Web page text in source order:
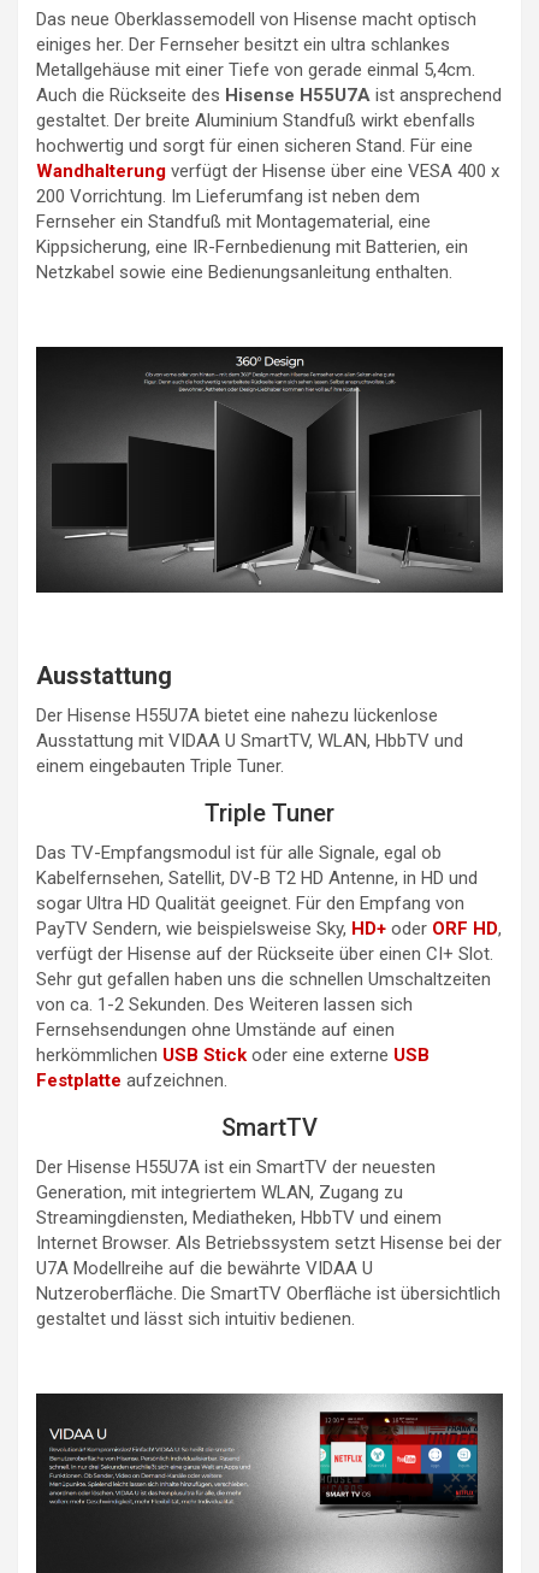
Das neue Oberklassemodell von Hisense macht optisch
einiges her. Der Fernseher besitzt ein ultra schlankes
Metallgehäuse mit einer Tiefe von gerade einmal 5,4cm.
Auch die Rückseite des Hisense H55U7A ist ansprechend
gestaltet. Der breite Aluminium Standfuß wirkt ebenfalls
hochwertig und sorgt für einen sicheren Stand. Für eine
Wandhalterung verfügt der Hisense über eine VESA 400 x
200 Vorrichtung. Im Lieferumfang ist neben dem
Fernseher ein Standfuß mit Montagematerial, eine
Kippsicherung, eine IR-Fernbedienung mit Batterien, ein
Netzkabel sowie eine Bedienungsanleitung enthalten.
Ausstattung
Der Hisense H55U7A bietet eine nahezu lückenlose
Ausstattung mit VIDAA U SmartTV, WLAN, HbbTV und
einem eingebauten Triple Tuner.
Triple Tuner
Das TV-Empfangsmodul ist für alle Signale, egal ob
Kabelfernsehen, Satellit, DV-B T2 HD Antenne, in HD und
sogar Ultra HD Qualität geeignet. Für den Empfang von
PayTV Sendern, wie beispielsweise Sky, HD+ oder ORF HD,
verfügt der Hisense auf der Rückseite über einen CI+ Slot.
Sehr gut gefallen haben uns die schnellen Umschaltzeiten
von ca. 1-2 Sekunden. Des Weiteren lassen sich
Fernsehsendungen ohne Umstände auf einen
herkömmlichen USB Stick oder eine externe USB
Festplatte aufzeichnen.
SmartTV
Der Hisense H55U7A ist ein SmartTV der neuesten
Generation, mit integriertem WLAN, Zugang zu
Streamingdiensten, Mediatheken, HbbTV und einem
Internet Browser. Als Betriebssystem setzt Hisense bei der
U7A Modellreihe auf die bewährte VIDAA U
Nutzeroberfläche. Die SmartTV Oberfläche ist übersichtlich
gestaltet und lässt sich intuitiv bedienen.